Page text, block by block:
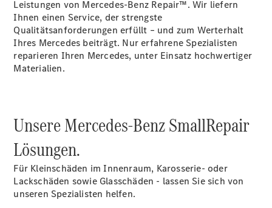
&
Entsorgung
Wartung
Reparatur
Service-
Service
Elektrofahrzeug-
Service
VanService
basic
Leistungen von Mercedes-Benz Repair™. Wir liefern
Ihnen einen Service, der strengste
Qualitätsanforderungen erfüllt – und zum Werterhalt
Ihres Mercedes beiträgt. Nur erfahrene Spezialisten
reparieren Ihren Mercedes, unter Einsatz hochwertiger
Materialien.
Unsere Mercedes-Benz SmallRepair
Lösungen.
Für Kleinschäden im Innenraum, Karosserie- oder
Lackschäden sowie Glasschäden - lassen Sie sich von
unseren Spezialisten helfen.